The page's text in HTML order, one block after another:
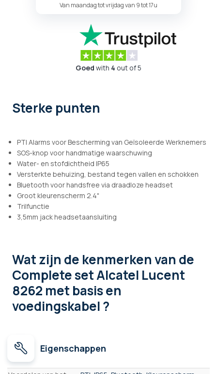
Van maandag tot vrijdag van 9 tot 17u
Goed with 4 out of 5
Sterke punten
PTI Alarms voor Bescherming van Geïsoleerde Werknemers
SOS-knop voor handmatige waarschuwing
Water- en stofdichtheid IP65
Versterkte behuizing, bestand tegen vallen en schokken
Bluetooth voor handsfree via draadloze headset
Groot kleurenscherm 2.4"
Trilfunctie
3,5mm jack headsetaansluiting
Wat zijn de kenmerkenvan de
Complete set Alcatel Lucent
8262 met basis en
voedingskabel ?
Eigenschappen
Eigenschappen